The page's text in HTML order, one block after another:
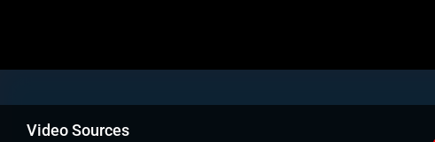
Video Sources